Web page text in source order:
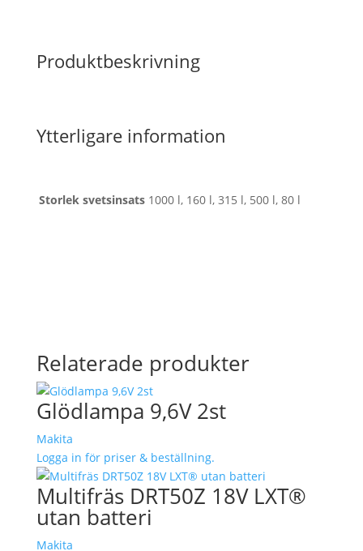
Produktbeskrivning
Ytterligare information
Storlek svetsinsats 1000 l, 160 l, 315 l, 500 l, 80 l
Relaterade produkter
Glödlampa 9,6V 2st
Makita
Logga in för priser & beställning.
Multifräs DRT50Z 18V LXT®
utan batteri
Makita